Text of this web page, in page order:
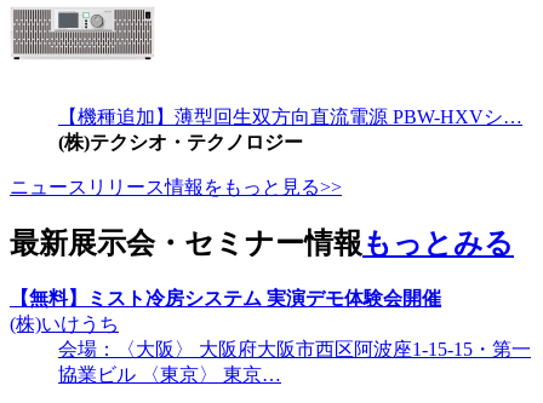
【機種追加】薄型回生双方向直流電源 PBW-HXVシ…
(株)テクシオ・テクノロジー
ニュースリリース情報をもっと見る>>
最新展示会・セミナー情報もっとみる
【無料】ミスト冷房システム 実演デモ体験会開催
(株)いけうち
会場：〈大阪〉 大阪府大阪市西区阿波座1-15-15・第一
協業ビル 〈東京〉 東京…